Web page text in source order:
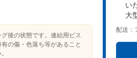
後の状態です。連結用ビス
の傷・色落ち等があること
い
大
配送：